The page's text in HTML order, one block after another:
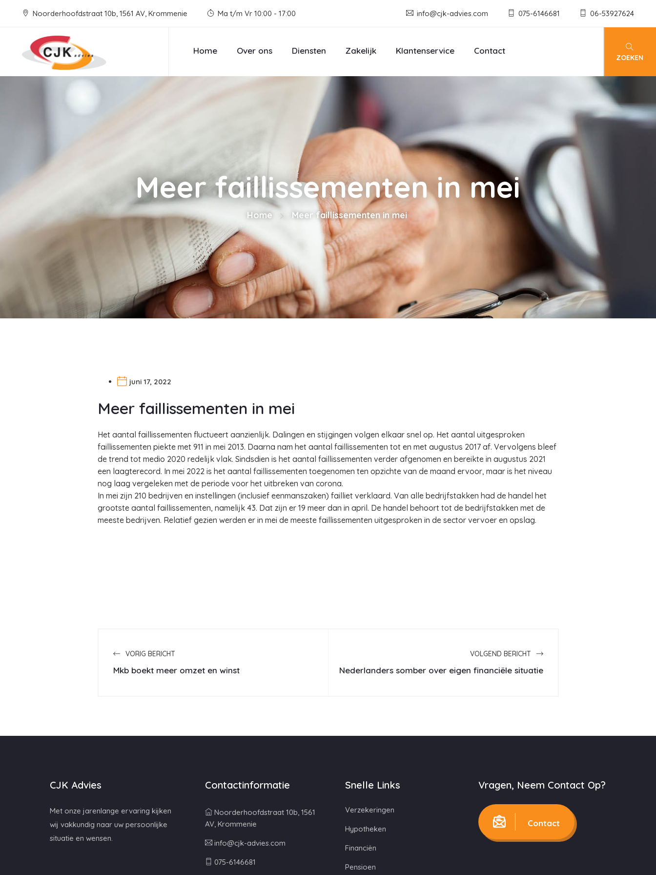
Noorderhoofdstraat 10b, 1561 AV, Krommenie Ma t/m Vr 10:00 - 17:00 info@cjk-advies.com 075-6146681 06-53927624
Home Over ons Diensten Zakelijk Klantenservice Contact
ZOEKEN
Meer faillissementen in mei
Home Meer faillissementen in mei
juni 17, 2022
Meer faillissementen in mei
Het aantal faillissementen fluctueert aanzienlijk. Dalingen en stijgingen volgen elkaar snel op. Het aantal uitgesproken
faillissementen piekte met 911 in mei 2013. Daarna nam het aantal faillissementen tot en met augustus 2017 af. Vervolgens bleef
de trend tot medio 2020 redelijk vlak. Sindsdien is het aantal faillissementen verder afgenomen en bereikte in augustus 2021
een laagterecord. In mei 2022 is het aantal faillissementen toegenomen ten opzichte van de maand ervoor, maar is het niveau
nog laag vergeleken met de periode voor het uitbreken van corona.
In mei zijn 210 bedrijven en instellingen (inclusief eenmanszaken) failliet verklaard. Van alle bedrijfstakken had de handel het
grootste aantal faillissementen, namelijk 43. Dat zijn er 19 meer dan in april. De handel behoort tot de bedrijfstakken met de
meeste bedrijven. Relatief gezien werden er in mei de meeste faillissementen uitgesproken in de sector vervoer en opslag.
VORIG BERICHT
Mkb boekt meer omzet en winst
VOLGEND BERICHT
Nederlanders somber over eigen financiële situatie
CJK Advies
Met onze jarenlange ervaring kijken
wij vakkundig naar uw persoonlijke
situatie en wensen.
Contactinformatie
Noorderhoofdstraat 10b, 1561
AV, Krommenie
info@cjk-advies.com
075-6146681
Snelle Links
Verzekeringen
Hypotheken
Financiën
Pensioen
Vragen, Neem Contact Op?
Contact